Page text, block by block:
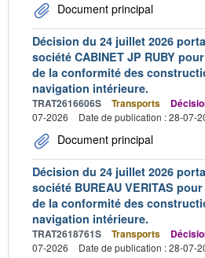
Document principal
Décision du 24 juillet 2026
société CABINET JP RUBY
de la conformité des
navigation intérieure.
TRAT2616606S Transports
07-2026
Date de publication : 28-07-
Document principal
Décision du 24 juillet 2026
société BUREAU VERITAS
de la conformité des
navigation intérieure.
TRAT2618761S Transports
07-2026
Date de publication : 28-07-